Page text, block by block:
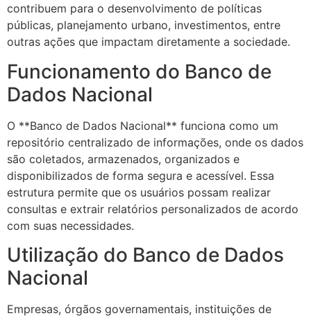
contribuem para o desenvolvimento de políticas
públicas, planejamento urbano, investimentos, entre
outras ações que impactam diretamente a sociedade.
Funcionamento do Banco de
Dados Nacional
O **Banco de Dados Nacional** funciona como um
repositório centralizado de informações, onde os dados
são coletados, armazenados, organizados e
disponibilizados de forma segura e acessível. Essa
estrutura permite que os usuários possam realizar
consultas e extrair relatórios personalizados de acordo
com suas necessidades.
Utilização do Banco de Dados
Nacional
Empresas, órgãos governamentais, instituições de